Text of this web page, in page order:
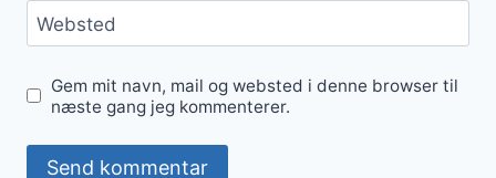
Websted
Gem mit navn, mail og websted i denne browser til
næste gang jeg kommenterer.